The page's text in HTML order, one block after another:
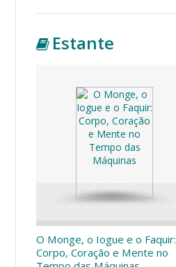
Estante
O Monge, o Iogue e o Faquir:
Corpo, Coração e Mente no